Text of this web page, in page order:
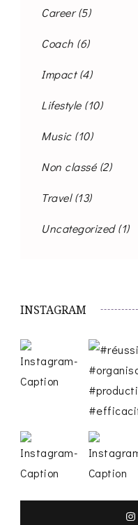
Career(5)
Coach (6)
Impact(4)
Lifestyle(10)
Music(10)
Non classé(2)
Travel(13)
Uncategorized(1)
INSTAGRAM